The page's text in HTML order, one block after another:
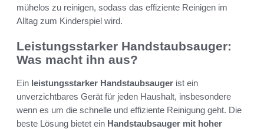
mühelos zu reinigen, sodass das effiziente Reinigen im
Alltag zum Kinderspiel wird.
Leistungsstarker Handstaubsauger:
Was macht ihn aus?
Ein leistungsstarker Handstaubsauger ist ein
unverzichtbares Gerät für jeden Haushalt, insbesondere
wenn es um die schnelle und effiziente Reinigung geht. Die
beste Lösung bietet ein Handstaubsauger mit hoher